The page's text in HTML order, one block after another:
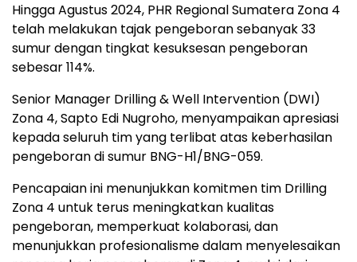
Hingga Agustus 2024, PHR Regional Sumatera Zona 4
telah melakukan tajak pengeboran sebanyak 33
sumur dengan tingkat kesuksesan pengeboran
sebesar 114%.
Senior Manager Drilling & Well Intervention (DWI)
Zona 4, Sapto Edi Nugroho, menyampaikan apresiasi
kepada seluruh tim yang terlibat atas keberhasilan
pengeboran di sumur BNG-H1/BNG-059.
Pencapaian ini menunjukkan komitmen tim Drilling
Zona 4 untuk terus meningkatkan kualitas
pengeboran, memperkuat kolaborasi, dan
menunjukkan profesionalisme dalam menyelesaikan